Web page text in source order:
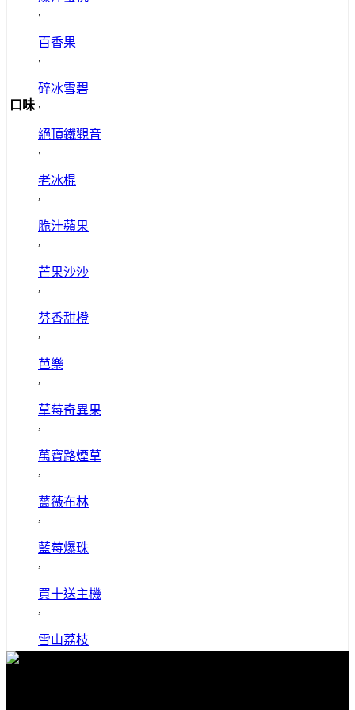
口味
,
百香果
,
碎冰雪碧
,
絕頂鐵觀音
,
老冰棍
,
脆汁蘋果
,
芒果沙沙
,
芬香甜橙
,
芭樂
,
草莓奇異果
,
萬寶路煙草
,
薔薇布林
,
藍莓爆珠
,
買十送主機
,
雪山荔枝